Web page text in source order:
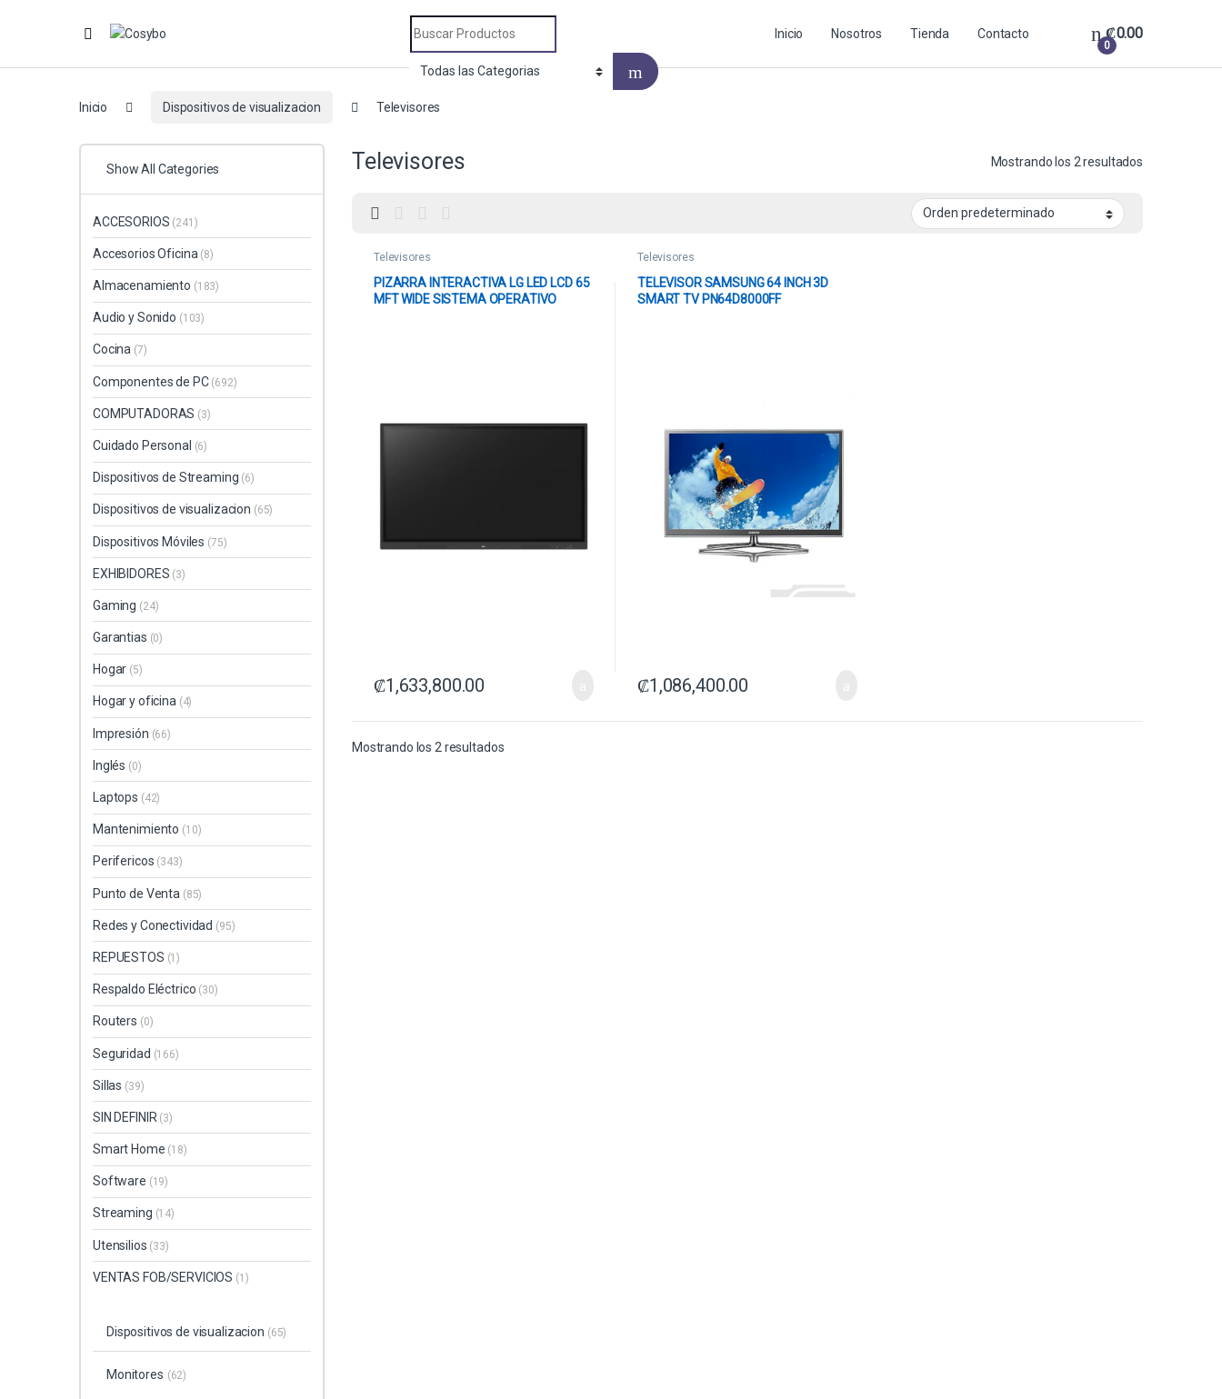
Search for:
Inicio Nosotros Tienda Contacto
0
₡0.00
Inicio Dispositivos de visualizacion Televisores
Televisores Mostrando los 2 resultados
Televisores
PIZARRA INTERACTIVA LG LED LCD 65
MFT WIDE SISTEMA OPERATIVO
₡1,633,800.00
Televisores
TELEVISOR SAMSUNG 64 INCH 3D
SMART TV PN64D8000FF
₡1,086,400.00
Mostrando los 2 resultados
Show All Categories
ACCESORIOS (241)
Accesorios Oficina (8)
Almacenamiento (183)
Audio y Sonido (103)
Cocina (7)
Componentes de PC (692)
COMPUTADORAS (3)
Cuidado Personal (6)
Dispositivos de Streaming (6)
Dispositivos de visualizacion (65)
Dispositivos Móviles (75)
EXHIBIDORES (3)
Gaming (24)
Garantias (0)
Hogar (5)
Hogar y oficina (4)
Impresión (66)
Inglés (0)
Laptops (42)
Mantenimiento (10)
Perifericos (343)
Punto de Venta (85)
Redes y Conectividad (95)
REPUESTOS (1)
Respaldo Eléctrico (30)
Routers (0)
Seguridad (166)
Sillas (39)
SIN DEFINIR (3)
Smart Home (18)
Software (19)
Streaming (14)
Utensilios (33)
VENTAS FOB/SERVICIOS (1)
Dispositivos de visualizacion (65)
Monitores (62)